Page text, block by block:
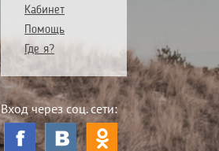
Кабинет
Помощь
Где я?
Вход через соц. сети: